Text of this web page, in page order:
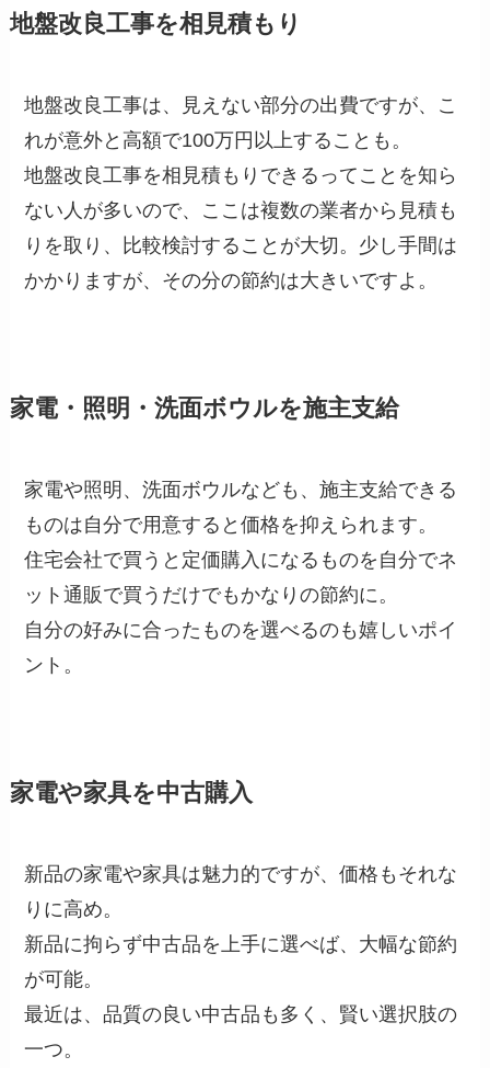
地盤改良工事を相見積もり
地盤改良工事は、見えない部分の出費ですが、こ
れが意外と高額で100万円以上することも。
地盤改良工事を相見積もりできるってことを知ら
ない人が多いので、ここは複数の業者から見積も
りを取り、比較検討することが大切。少し手間は
かかりますが、その分の節約は大きいですよ。
家電・照明・洗面ボウルを施主支給
家電や照明、洗面ボウルなども、施主支給できる
ものは自分で用意すると価格を抑えられます。
住宅会社で買うと定価購入になるものを自分でネ
ット通販で買うだけでもかなりの節約に。
自分の好みに合ったものを選べるのも嬉しいポイ
ント。
家電や家具を中古購入
新品の家電や家具は魅力的ですが、価格もそれな
りに高め。
新品に拘らず中古品を上手に選べば、大幅な節約
が可能。
最近は、品質の良い中古品も多く、賢い選択肢の
一つ。